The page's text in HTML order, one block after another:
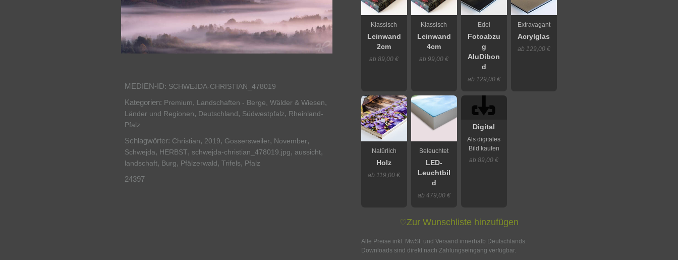
MEDIEN-ID: SCHWEJDA-CHRISTIAN_478019
Kategorien: Premium, Landschaften - Berge, Wälder & Wiesen,
Länder und Regionen, Deutschland, Südwestpfalz, Rheinland-
Pfalz
Schlagwörter: Christian, 2019, Gossersweiler, November,
Schwejda, HERBST, schwejda-christian_478019.jpg, aussicht,
landschaft, Burg, Pfälzerwald, Trifels, Pfalz
24397
Klassisch
Leinwand
2cm
ab 89,00 €
Klassisch
Leinwand
4cm
ab 99,00 €
Edel
Fotoabzu
g
AluDibon
d
ab 129,00 €
Extravagant
Acrylglas
ab 129,00 €
Natürlich
Holz
ab 119,00 €
Beleuchtet
LED-
Leuchtbil
d
ab 479,00 €
Digital
Als digitales
Bild kaufen
ab 89,00 €
♡Zur Wunschliste hinzufügen
Alle Preise inkl. MwSt. und Versand innerhalb Deutschlands.
Downloads sind direkt nach Zahlungseingang verfügbar.